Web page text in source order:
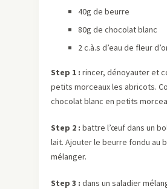
40g de beurre
80g de chocolat blanc
2 c.à.s d’eau de fleur
Step 1 : rincer, dénoyauter et
petits morceaux les abricots.
chocolat blanc en petits
Step 2 : battre l’œuf dans un
lait. Ajouter le beurre fondu au
mélanger.
Step 3 : dans un saladier